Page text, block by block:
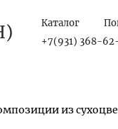
Каталог
+7(931) 368-
из